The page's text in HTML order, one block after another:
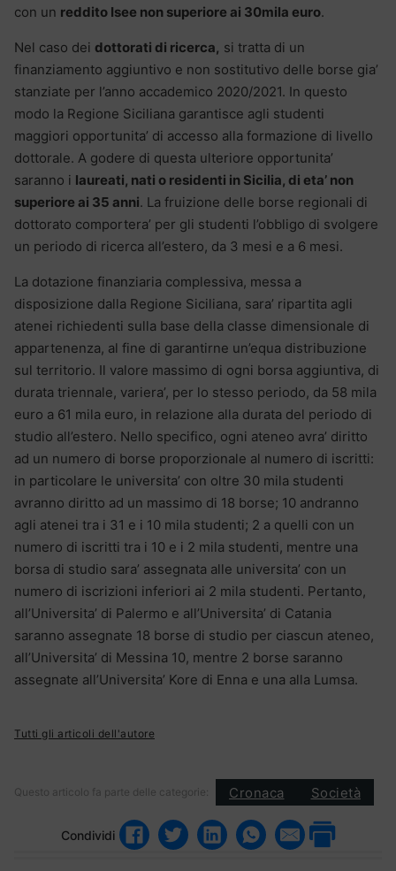
con un reddito Isee non superiore ai 30mila euro.
Nel caso dei dottorati di ricerca, si tratta di un
finanziamento aggiuntivo e non sostitutivo delle borse gia’
stanziate per l’anno accademico 2020/2021. In questo
modo la Regione Siciliana garantisce agli studenti
maggiori opportunita’ di accesso alla formazione di livello
dottorale. A godere di questa ulteriore opportunita’
saranno i laureati, nati o residenti in Sicilia, di eta’ non
superiore ai 35 anni. La fruizione delle borse regionali di
dottorato comportera’ per gli studenti l’obbligo di svolgere
un periodo di ricerca all’estero, da 3 mesi e a 6 mesi.
La dotazione finanziaria complessiva, messa a
disposizione dalla Regione Siciliana, sara’ ripartita agli
atenei richiedenti sulla base della classe dimensionale di
appartenenza, al fine di garantirne un’equa distribuzione
sul territorio. Il valore massimo di ogni borsa aggiuntiva, di
durata triennale, variera’, per lo stesso periodo, da 58 mila
euro a 61 mila euro, in relazione alla durata del periodo di
studio all’estero. Nello specifico, ogni ateneo avra’ diritto
ad un numero di borse proporzionale al numero di iscritti:
in particolare le universita’ con oltre 30 mila studenti
avranno diritto ad un massimo di 18 borse; 10 andranno
agli atenei tra i 31 e i 10 mila studenti; 2 a quelli con un
numero di iscritti tra i 10 e i 2 mila studenti, mentre una
borsa di studio sara’ assegnata alle universita’ con un
numero di iscrizioni inferiori ai 2 mila studenti. Pertanto,
all’Universita’ di Palermo e all’Universita’ di Catania
saranno assegnate 18 borse di studio per ciascun ateneo,
all’Universita’ di Messina 10, mentre 2 borse saranno
assegnate all’Universita’ Kore di Enna e una alla Lumsa.
Tutti gli articoli dell'autore
Questo articolo fa parte delle categorie: Cronaca Società
Condividi